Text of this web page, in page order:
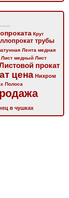
Круг
трубы
Лента медная
Лист медный Лист
прокат
цена Нихром
Полоса
в чушках